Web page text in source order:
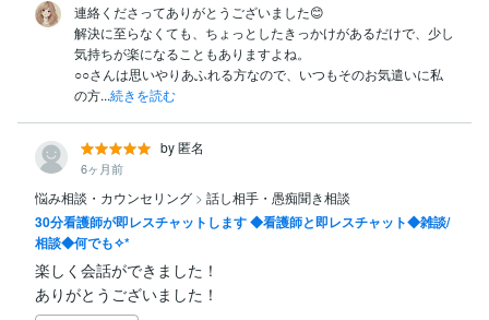
連絡くださってありがとうございました😊
解決に至らなくても、ちょっとしたきっかけがあるだけで、少し
気持ちが楽になることもありますよね。
○○さんは思いやりあふれる方なので、いつもそのお気遣いに私
の方...続きを読む
by 匿名
6ヶ月前
悩み相談・カウンセリング > 話し相手・愚痴聞き相談
30分看護師が即レスチャットします ◆看護師と即レスチャット◆雑談/
相談◆何でも✧*
楽しく会話ができました！
ありがとうございました！